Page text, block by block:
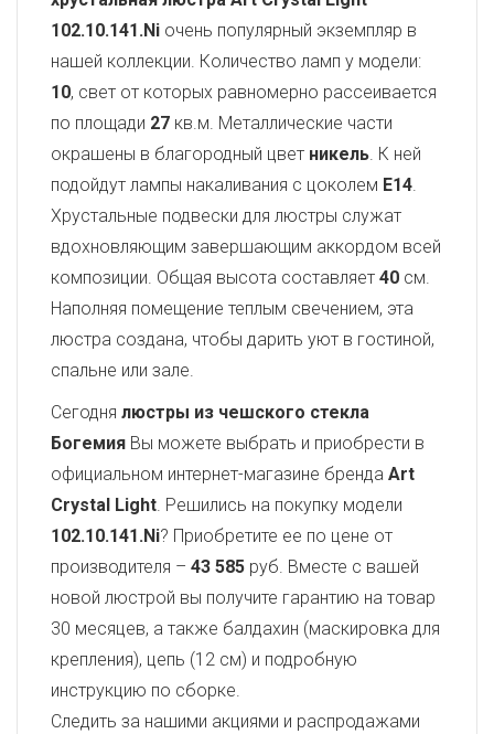
102.10.141.Ni очень популярный экземпляр в
нашей коллекции. Количество ламп у модели:
10, свет от которых равномерно рассеивается
по площади 27 кв.м. Металлические части
окрашены в благородный цвет никель. К ней
подойдут лампы накаливания с цоколем E14.
Хрустальные подвески для люстры служат
вдохновляющим завершающим аккордом всей
композиции. Общая высота составляет 40 см.
Наполняя помещение теплым свечением, эта
люстра создана, чтобы дарить уют в гостиной,
спальне или зале.
Сегодня люстры из чешского стекла
Богемия Вы можете выбрать и приобрести в
официальном интернет-магазине бренда Art
Crystal Light. Решились на покупку модели
102.10.141.Ni? Приобретите ее по цене от
производителя – 43 585 руб. Вместе с вашей
новой люстрой вы получите гарантию на товар
30 месяцев, а также балдахин (маскировка для
крепления), цепь (12 см) и подробную
инструкцию по сборке.
Следить за нашими акциями и распродажами